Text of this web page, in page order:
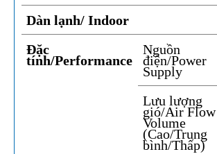
Dàn lạnh/ Indoor
Đặc
tính/Performance
Nguồn
điện/Power
Supply
Lưu lượng
gió/Air Flow
Volume
(Cao/Trung
bình/Thấp)